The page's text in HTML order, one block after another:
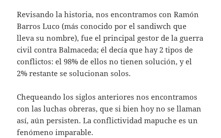
Revisando la historia, nos encontramos con Ramón
Barros Luco (más conocido por el sandiwch que
lleva su nombre), fue el principal gestor de la guerra
civil contra Balmaceda; él decía que hay 2 tipos de
conflictos: el 98% de ellos no tienen solución, y el
2% restante se solucionan solos.
Chequeando los siglos anteriores nos encontramos
con las luchas obreras, que si bien hoy no se llaman
así, aún persisten. La conflictividad mapuche es un
fenómeno imparable.